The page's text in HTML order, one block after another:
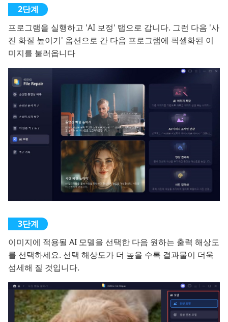
프로그램을 실행하고 'AI 보정' 탭으로 갑니다. 그런 다음 '사
진 화질 높이기' 옵션으로 간 다음 프로그램에 픽셀화된 이
미지를 불러옵니다
이미지에 적용될 AI 모델을 선택한 다음 원하는 출력 해상도
를 선택하세요. 선택 해상도가 더 높을 수록 결과물이 더욱
섬세해 질 것입니다.